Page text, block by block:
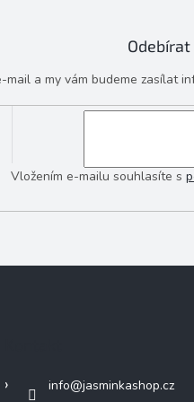
mail a my vám budeme zasílat
Vložením e-mailu souhlasíte s
info@jasminkashop.cz